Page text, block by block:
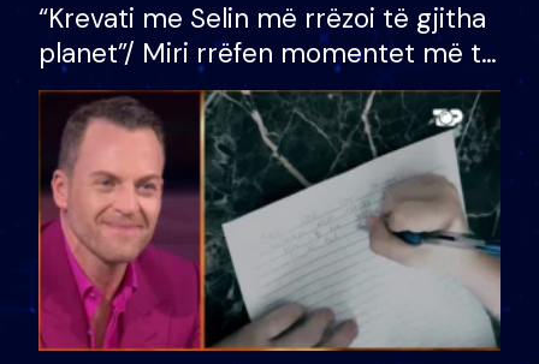
“Krevati me Selin më rrëzoi të gjitha
planet”/ Miri rrëfen momentet më të
bukura në shtëpinë e BB VIP: Do më
mungojë zilja e mëngjesit kur…